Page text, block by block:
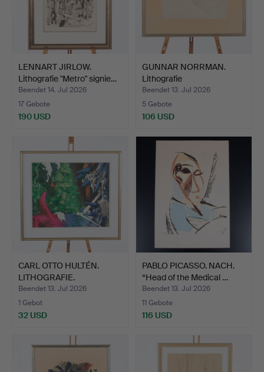
LENNART JIRLOW.
Lithografie "Metro" signie…
Beendet 14. Jul 2026
17 Gebote
190 USD
GUNNAR NORRMAN.
Lithografie
Winterlandscha…
Beendet 13. Jul 2026
5 Gebote
106 USD
CARL OTTO HULTÉN.
LITHOGRAFIE.
"OFFERSKOGE…
Beendet 13. Jul 2026
1 Gebot
32 USD
PABLO PICASSO. NACH.
“Head of the Medical …
Beendet 13. Jul 2026
11 Gebote
116 USD